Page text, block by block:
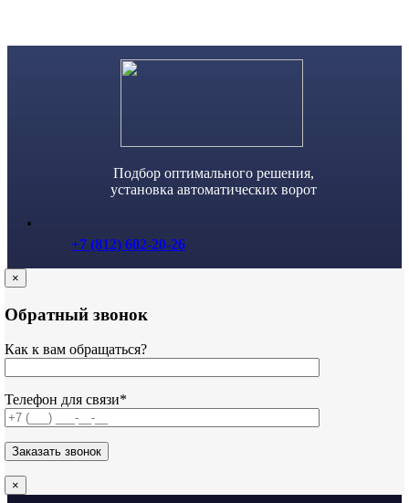
Подбор оптимального решения,
установка автоматических ворот
+7 (812) 602-20-26
×
Обратный звонок
Как к вам обращаться?
Телефон для связи*
×